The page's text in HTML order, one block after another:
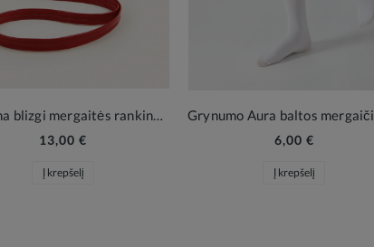
Raudona blizgi mergaitės rankinė Glitter Bow
13,00 €
Į krepšelį
6,00 €
Į krepšelį